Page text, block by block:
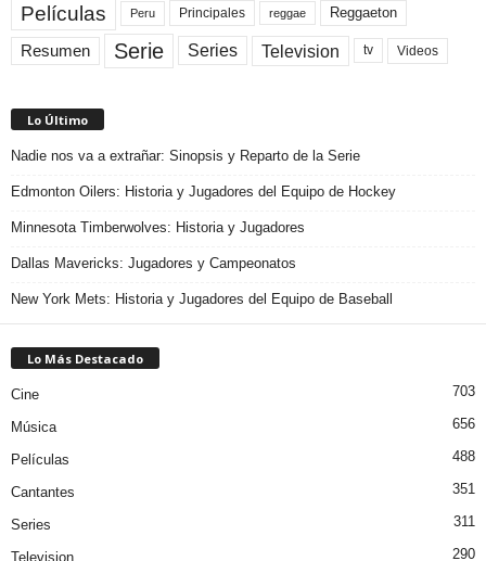
Películas Peru Principales reggae Reggaeton
Resumen Serie Series Television tv Videos
Lo Último
Nadie nos va a extrañar: Sinopsis y Reparto de la Serie
Edmonton Oilers: Historia y Jugadores del Equipo de Hockey
Minnesota Timberwolves: Historia y Jugadores
Dallas Mavericks: Jugadores y Campeonatos
New York Mets: Historia y Jugadores del Equipo de Baseball
Lo Más Destacado
Cine 703
Música 656
Películas 488
Cantantes 351
Series 311
Television 290